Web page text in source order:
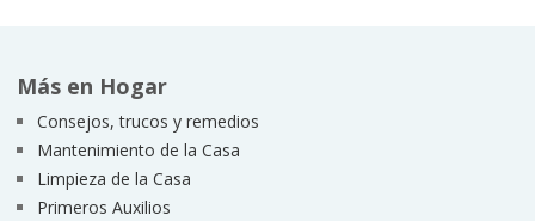
Más en Hogar
Consejos, trucos y remedios
Mantenimiento de la Casa
Limpieza de la Casa
Primeros Auxilios